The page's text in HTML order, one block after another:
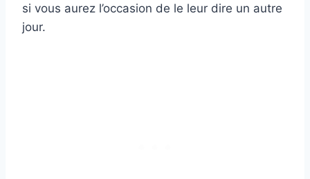
si vous aurez l’occasion de le leur dire un autre
jour.